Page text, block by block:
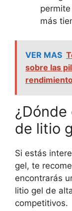
más
VER MAS
sobre las
de litio
Si estás
gel, te
encontrarás
litio gel de
competitivos.